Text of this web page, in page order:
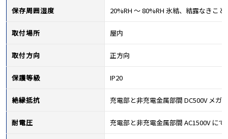
保存周囲湿度 20%RH ～ 80%RH 氷結、結露なきこと
取付場所 屋内
取付方向 正方向
保護等級 IP20
絶縁抵抗 充電部と非充電金属部間 DC500V メガ
耐電圧 充電部と非充電金属部間 AC1500V に